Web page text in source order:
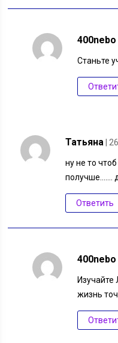
Разрешите сайту
уведомления на
400nebo
Станьте
Татьяна |
ну не то
получше…….
Ответить
400nebo
жизнь